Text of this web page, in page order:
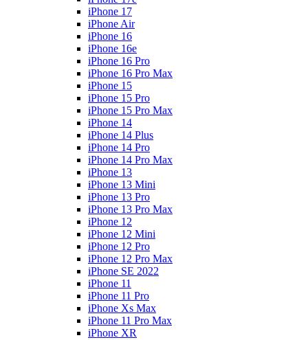
iPhone 17
iPhone Air
iPhone 16
iPhone 16e
iPhone 16 Pro
iPhone 16 Pro Max
iPhone 15
iPhone 15 Pro
iPhone 15 Pro Max
iPhone 14
iPhone 14 Plus
iPhone 14 Pro
iPhone 14 Pro Max
iPhone 13
iPhone 13 Mini
iPhone 13 Pro
iPhone 13 Pro Max
iPhone 12
iPhone 12 Mini
iPhone 12 Pro
iPhone 12 Pro Max
iPhone SE 2022
iPhone 11
iPhone 11 Pro
iPhone Xs Max
iPhone 11 Pro Max
iPhone XR